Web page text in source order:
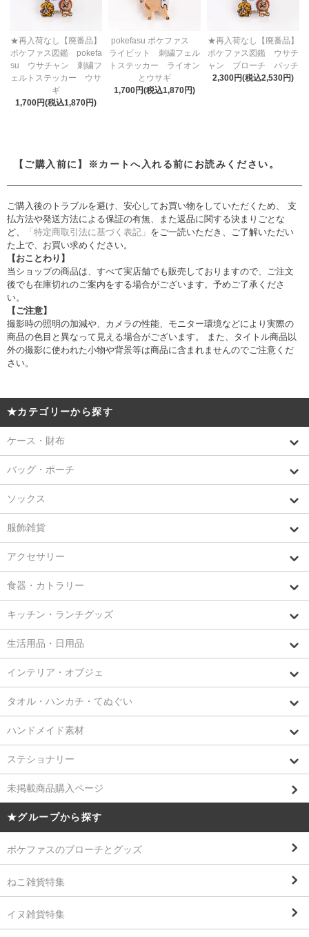
★再入荷なし【廃番品】
ポケファス図鑑 pokefa
su ウサチャン 刺繍フ
ェルトステッカー ウサ
ギ
1,700円(税込1,870円)
pokefasu ポケファス
ライビット 刺繍フェル
トステッカー ライオン
とウサギ
1,700円(税込1,870円)
★再入荷なし【廃番品】
ポケファス図鑑 ウサチ
ャン ブローチ バッチ
2,300円(税込2,530円)
【ご購入前に】※カートへ入れる前にお読みください。
ご購入後のトラブルを避け、安心してお買い物をしていただくため、 支
払方法や発送方法による保証の有無、また返品に関する決まりごとな
ど、
「特定商取引法に基づく表記」 をご一読いただき、ご了解いただい
た上で、お買い求めください。
【おことわり】
当ショップの商品は、すべて実店舗でも販売しておりますので、ご注文
後でも在庫切れのご案内をする場合がございます。予めご了承くださ
い。
【ご注意】
撮影時の照明の加減や、カメラの性能、モニター環境などにより実際の
商品の色目と異なって見える場合がございます。 また、タイトル商品以
外の撮影に使われた小物や背景等は商品に含まれませんのでご注意くだ
さい。
★カテゴリーから探す
ケース・財布
バッグ・ポーチ
ソックス
服飾雑貨
アクセサリー
食器・カトラリー
キッチン・ランチグッズ
生活用品・日用品
インテリア・オブジェ
タオル・ハンカチ・てぬぐい
ハンドメイド素材
ステショナリー
未掲載商品購入ページ
★グループから探す
ポケファスのブローチとグッズ
ねこ雑貨特集
イヌ雑貨特集